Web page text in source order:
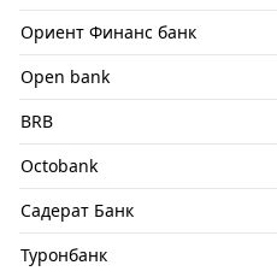
Ориент Финанс банк
Open bank
BRB
Octobank
Садерат Банк
Туронбанк